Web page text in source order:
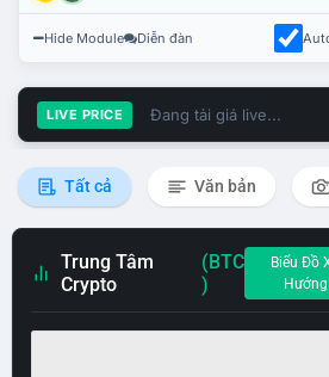
Hide Module Diễn đàn
LIVE PRICE Đang tải giá live...
Tất cả Văn bản
Trung Tâm
Crypto
(BTC
)
Biểu Đồ
Hướng